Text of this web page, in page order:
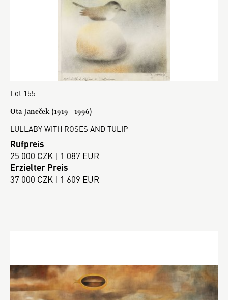
Lot 155
Ota Janeček (1919 - 1996)
LULLABY WITH ROSES AND TULIP
Rufpreis
25 000 CZK | 1 087 EUR
Erzielter Preis
37 000 CZK | 1 609 EUR